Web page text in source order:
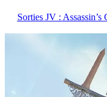
Sorties JV :